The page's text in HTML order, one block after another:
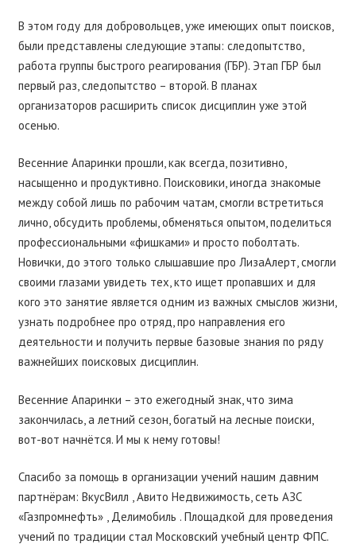
В этом году для добровольцев, уже имеющих опыт поисков,
были представлены следующие этапы: следопытство,
работа группы быстрого реагирования (ГБР). Этап ГБР был
первый раз, следопытство – второй. В планах
организаторов расширить список дисциплин уже этой
осенью.
Весенние Апаринки прошли, как всегда, позитивно,
насыщенно и продуктивно. Поисковики, иногда знакомые
между собой лишь по рабочим чатам, смогли встретиться
лично, обсудить проблемы, обменяться опытом, поделиться
профессиональными «фишками» и просто поболтать.
Новички, до этого только слышавшие про ЛизаАлерт, смогли
своими глазами увидеть тех, кто ищет пропавших и для
кого это занятие является одним из важных смыслов жизни,
узнать подробнее про отряд, про направления его
деятельности и получить первые базовые знания по ряду
важнейших поисковых дисциплин.
Весенние Апаринки – это ежегодный знак, что зима
закончилась, а летний сезон, богатый на лесные поиски,
вот-вот начнётся. И мы к нему готовы!
Спасибо за помощь в организации учений нашим давним
партнёрам: ВкусВилл , Авито Недвижимость, сеть АЗС
«Газпромнефть» , Делимобиль . Площадкой для проведения
учений по традиции стал Московский учебный центр ФПС.